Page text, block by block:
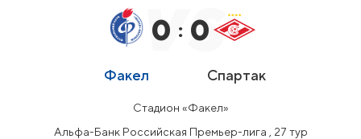
Факел
0 : 0
Спартак
Стадион «Факел»
Альфа-Банк Российская Премьер-лига , 27 тур